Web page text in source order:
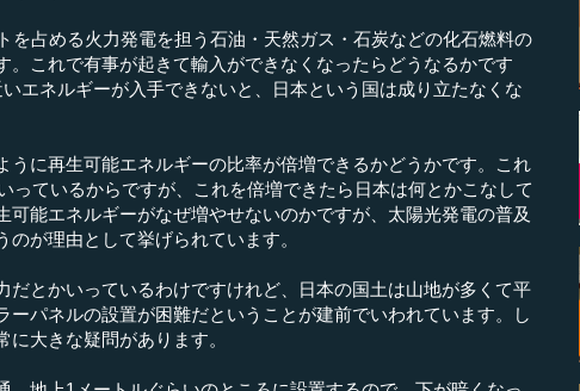
を占める火力発電を担う石油・天然ガス・石炭などの化石燃料の
。これで有事が起きて輸入ができなくなったらどうなるかです
エネルギーが入手できないと、日本という国は成り立たなくな
に再生可能エネルギーの比率が倍増できるかどうかです。これ
っているからですが、これを倍増できたら日本は何とかこなして
可能エネルギーがなぜ増やせないのかですが、太陽光発電の普及
のが理由として挙げられています。
とかいっているわけですけれど、日本の国土は山地が多くて平
ーパネルの設置が困難だということが建前でいわれています。し
大きな疑問があります。